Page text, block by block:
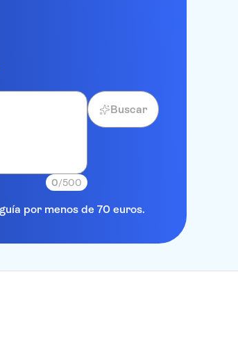
0/500
Buscar
por menos de 70 euros.